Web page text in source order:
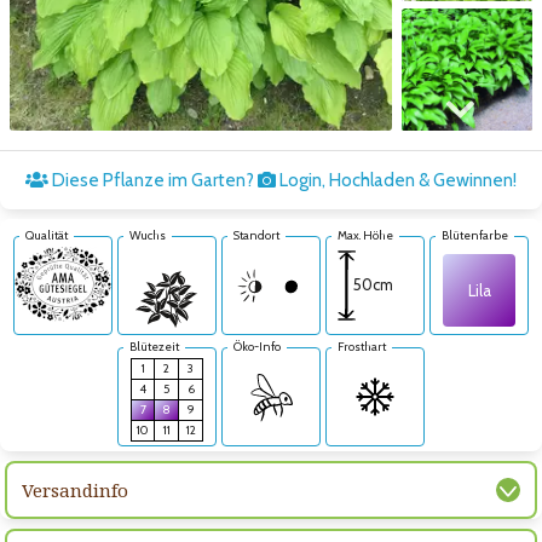
Zum nächsten Bild
Diese Pflanze im Garten? Login, Hochladen & Gewinnen!
Qualität Wuchs Standort Max. Höhe
50cm
Blütenfarbe
Lila
Blütezeit
1
2
3
4
5
6
7
8
9
10
11 12
Öko-Info Frosthart
Versandinfo